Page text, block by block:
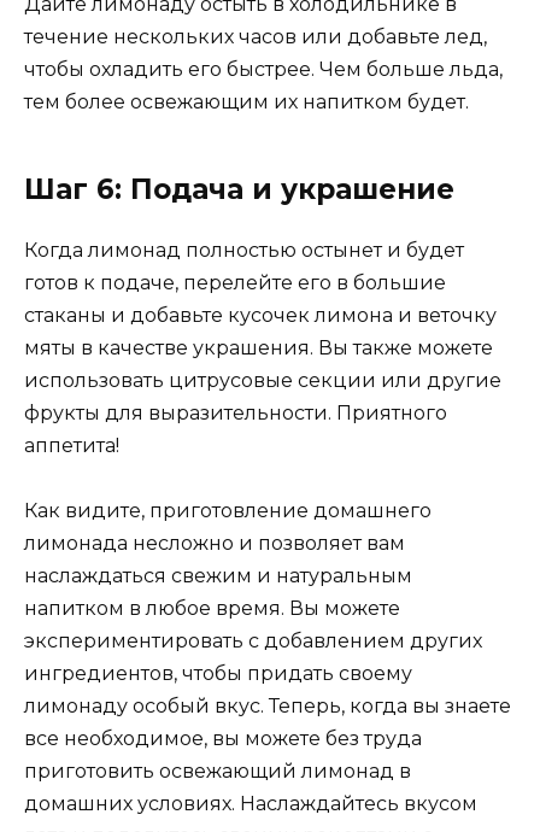
течение нескольких часов или добавьте лед,
чтобы охладить его быстрее. Чем больше льда,
тем более освежающим их напитком будет.
Шаг 6: Подача и украшение
Когда лимонад полностью остынет и будет
готов к подаче, перелейте его в большие
стаканы и добавьте кусочек лимона и веточку
мяты в качестве украшения. Вы также можете
использовать цитрусовые секции или другие
фрукты для выразительности. Приятного
аппетита!
Как видите, приготовление домашнего
лимонада несложно и позволяет вам
наслаждаться свежим и натуральным
напитком в любое время. Вы можете
экспериментировать с добавлением других
ингредиентов, чтобы придать своему
лимонаду особый вкус. Теперь, когда вы знаете
все необходимое, вы можете без труда
приготовить освежающий лимонад в
домашних условиях. Наслаждайтесь вкусом